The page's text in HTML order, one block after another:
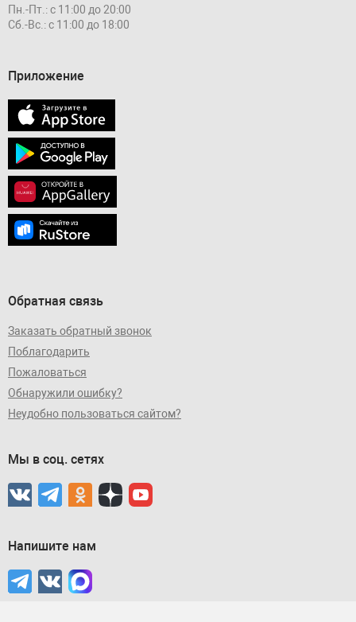
Пн.-Пт.: с 11:00 до 20:00
Сб.-Вс.: с 11:00 до 18:00
Приложение
Обратная связь
Заказать обратный звонок
Поблагодарить
Пожаловаться
Обнаружили ошибку?
Неудобно пользоваться сайтом?
Мы в соц. сетях
Напишите нам